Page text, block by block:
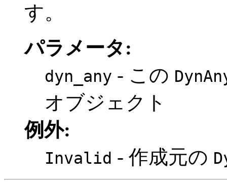
す。
パラメータ:
dyn_any - この
オブジェクト
例外:
Invalid - 作成元の